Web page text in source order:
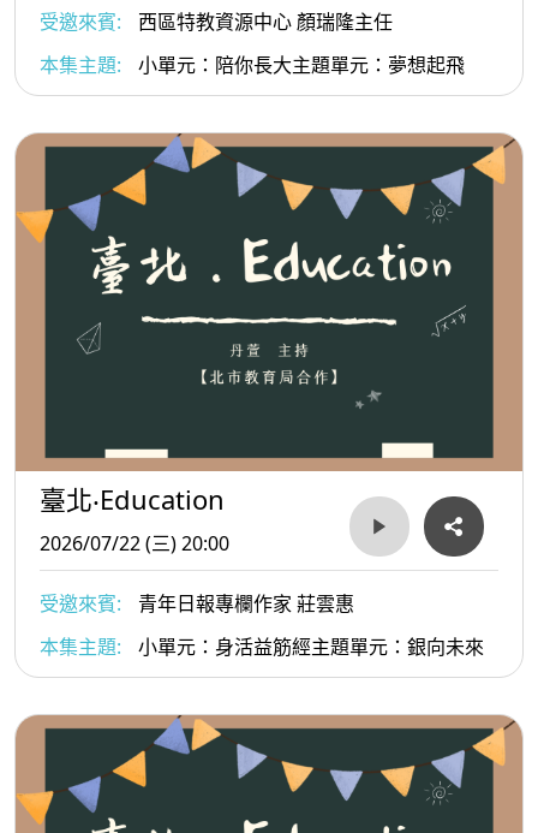
受邀來賓:
西區特教資源中心 顏瑞隆主任
本集主題:
小單元：陪你長大主題單元：夢想起飛
臺北‧Education
2026/07/22 (三) 20:00
受邀來賓:
青年日報專欄作家 莊雲惠
本集主題:
小單元：身活益筋經主題單元：銀向未來